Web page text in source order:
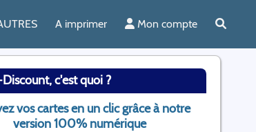
A imprimer Mon compte
c'est quoi ?
vos cartes en un clic grâce à notre
version 100% numérique